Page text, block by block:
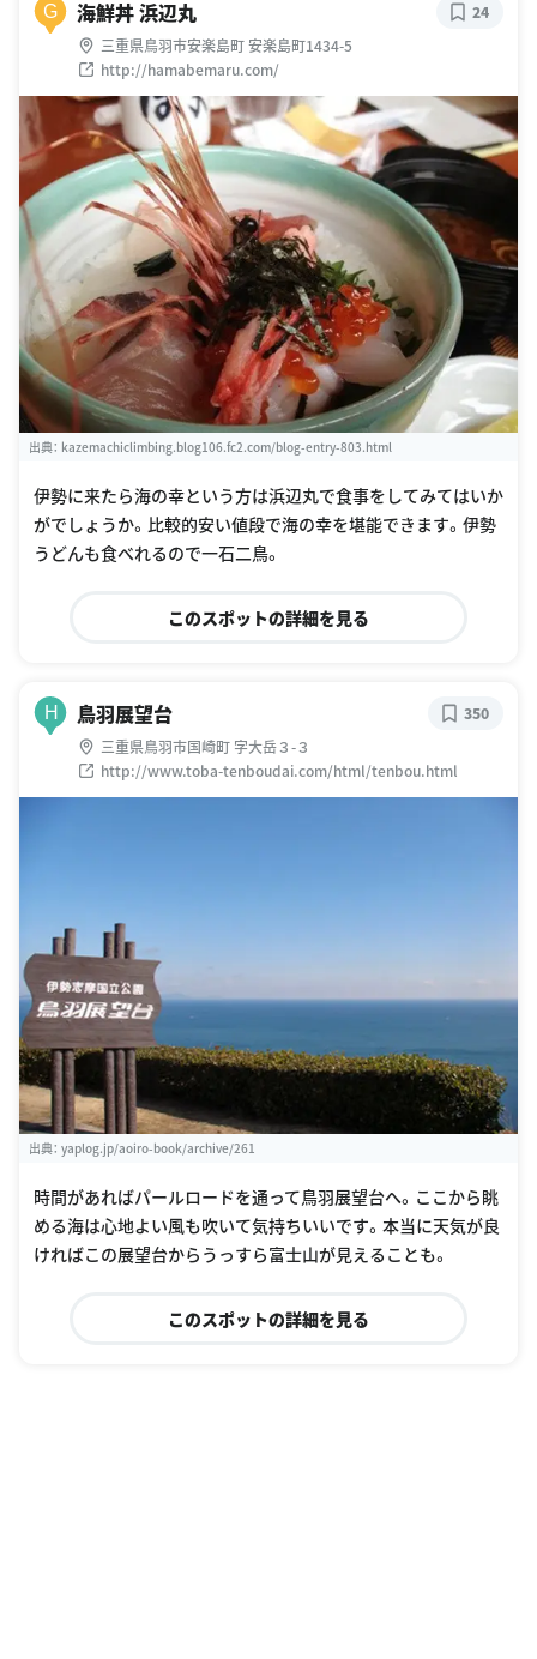
G 海鮮丼 浜辺丸
三重県鳥羽市安楽島町 安楽島町1434-5
http://hamabemaru.com/
24
出典： kazemachiclimbing.blog106.fc2.com/blog-entry-803.html
伊勢に来たら海の幸という方は浜辺丸で食事をしてみてはいか
がでしょうか。比較的安い値段で海の幸を堪能できます。伊勢
うどんも食べれるので一石二鳥。
このスポットの詳細を見る
H 鳥羽展望台
三重県鳥羽市国崎町 字大岳３-３
http://www.toba-tenboudai.com/html/tenbou.html
350
出典： yaplog.jp/aoiro-book/archive/261
時間があればパールロードを通って鳥羽展望台へ。ここから眺
める海は心地よい風も吹いて気持ちいいです。本当に天気が良
ければこの展望台からうっすら富士山が見えることも。
このスポットの詳細を見る